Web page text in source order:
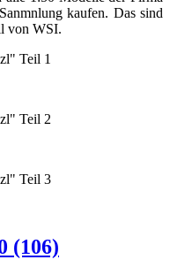
kaufen. Das sind
von WSI.
Teil 1
Teil 2
Teil 3
(106)